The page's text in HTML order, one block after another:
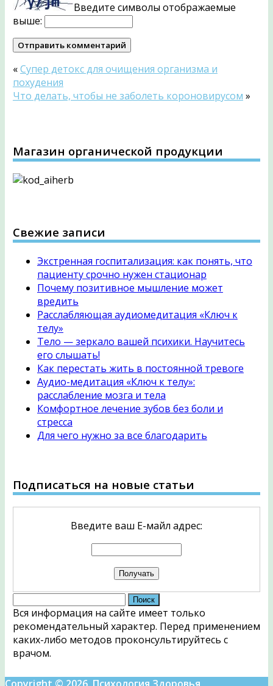
Введите символы отображаемые
выше:
«Супер детокс для очищения организма и
похудения
Что делать, чтобы не заболеть короновирусом »
Магазин органической продукции
Свежие записи
Экстренная госпитализация: как понять, что
пациенту срочно нужен стационар
Почему позитивное мышление может
вредить
Расслабляющая аудиомедитация «Ключ к
телу»
Тело — зеркало вашей психики. Научитесь
его слышать!
Как перестать жить в постоянной тревоге
Аудио-медитация «Ключ к телу»:
расслабление мозга и тела
Комфортное лечение зубов без боли и
стресса
Для чего нужно за все благодарить
Подписаться на новые статьи
Введите ваш Е-майл адрес:
Найти:
Вся информация на сайте имеет только
рекомендательный характер. Перед применением
каких-либо методов проконсультируйтесь с
врачом.